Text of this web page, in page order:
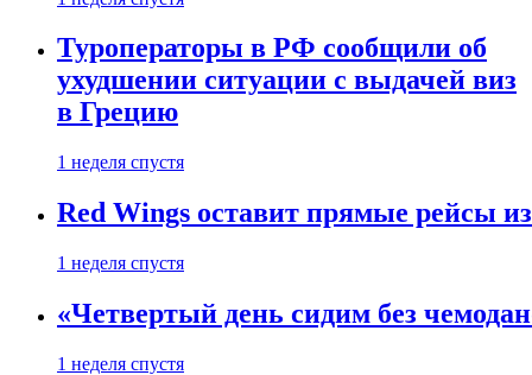
Туроператоры в РФ сообщили об
ухудшении ситуации с выдачей виз
в Грецию
1 неделя спустя
Red Wings оставит прямые рейсы
1 неделя спустя
«Четвертый день сидим без
1 неделя спустя